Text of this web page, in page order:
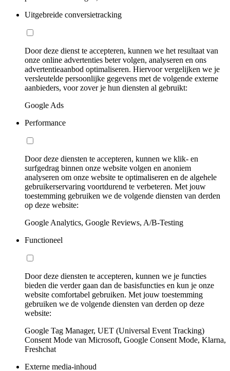
Uitgebreide conversietracking
Door deze dienst te accepteren, kunnen we het resultaat van
onze online advertenties beter volgen, analyseren en ons
advertentieaanbod optimaliseren. Hiervoor vergelijken we je
versleutelde persoonlijke gegevens met de volgende externe
aanbieders, voor zover je hun diensten al gebruikt:
Google Ads
Performance
Door deze diensten te accepteren, kunnen we klik- en
surfgedrag binnen onze website volgen en anoniem
analyseren om onze website te optimaliseren en de algehele
gebruikerservaring voortdurend te verbeteren. Met jouw
toestemming gebruiken we de volgende diensten van derden
op deze website:
Google Analytics, Google Reviews, A/B-Testing
Functioneel
Door deze diensten te accepteren, kunnen we je functies
bieden die verder gaan dan de basisfuncties en kun je onze
website comfortabel gebruiken. Met jouw toestemming
gebruiken we de volgende diensten van derden op deze
website:
Google Tag Manager, UET (Universal Event Tracking)
Consent Mode van Microsoft, Google Consent Mode, Klarna,
Freshchat
Externe media-inhoud